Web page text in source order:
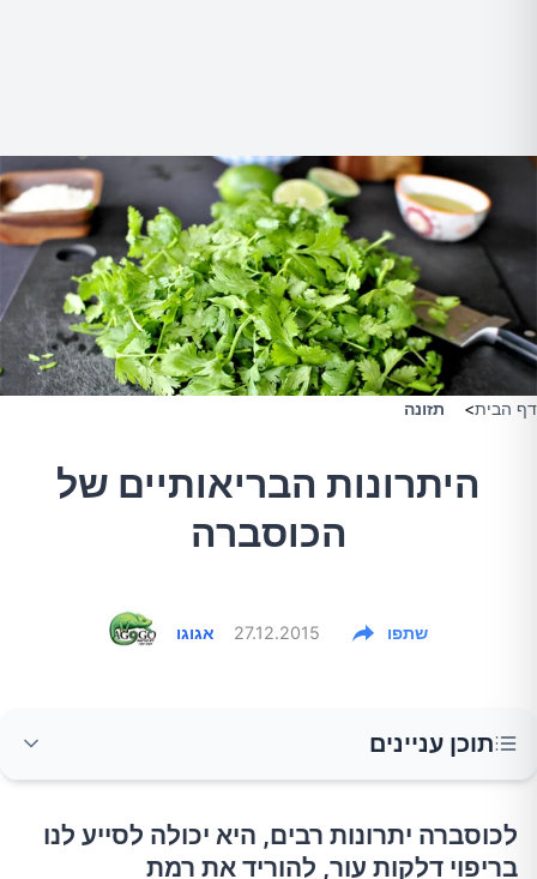
דף הבית> תזונה
היתרונות הבריאותיים של
הכוסברה
אגוגו 27.12.2015 שתפו
תוכן עניינים
לחץ דם
לכוסברה יתרונות רבים, היא יכולה לסייע לנו
בריפוי דלקות עור, להוריד את רמת